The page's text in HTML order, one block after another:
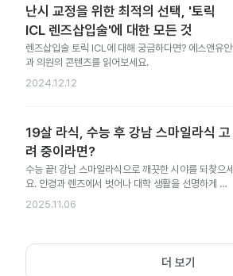
난시 교정을 위한 최적의 선택, '토릭
ICL 렌즈삽입술'에 대한 모든 것
렌즈삽입술 토릭 ICL에 대해 궁금하다면? 에스앤유안
과 의원의 콘텐츠를 읽어보세요.
2024.12.12
19살 라식, 수능 후 강남 스마일라식 고
려 중이라면?
수능 끝! 강남 스마일라식으로 깨끗한 시야를 되찾으세
요. 안경과 렌즈에서 벗어나 대학 생활을 선명하게 시
작해 보세요.
2025.11.06
더 보기